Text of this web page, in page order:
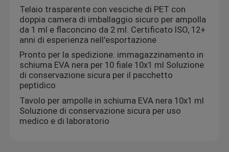
Telaio trasparente con vesciche di PET con
doppia camera di imballaggio sicuro per ampolla
da 1 ml e flaconcino da 2 ml. Certificato ISO, 12+
anni di esperienza nell'esportazione
Pronto per la spedizione: immagazzinamento in
schiuma EVA nera per 10 fiale 10x1 ml Soluzione
di conservazione sicura per il pacchetto
peptidico
Tavolo per ampolle in schiuma EVA nera 10x1 ml
Soluzione di conservazione sicura per uso
medico e di laboratorio